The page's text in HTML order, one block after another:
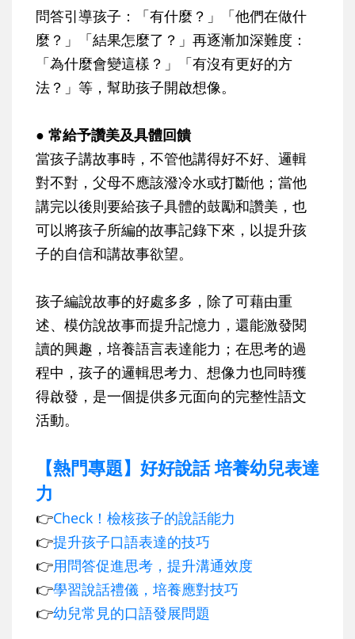
問答引導孩子：「有什麼？」「他們在做什
麼？」「結果怎麼了？」再逐漸加深難度：
「為什麼會變這樣？」「有沒有更好的方
法？」等，幫助孩子開啟想像。
● 常給予讚美及具體回饋
當孩子講故事時，不管他講得好不好、邏輯
對不對，父母不應該潑冷水或打斷他；當他
講完以後則要給孩子具體的鼓勵和讚美，也
可以將孩子所編的故事記錄下來，以提升孩
子的自信和講故事欲望。
孩子編說故事的好處多多，除了可藉由重
述、模仿說故事而提升記憶力，還能激發閱
讀的興趣，培養語言表達能力；在思考的過
程中，孩子的邏輯思考力、想像力也同時獲
得啟發，是一個提供多元面向的完整性語文
活動。
【熱門專題】好好說話 培養幼兒表達
力
👉Check！檢核孩子的說話能力
👉提升孩子口語表達的技巧
👉用問答促進思考，提升溝通效度
👉學習說話禮儀，培養應對技巧
👉幼兒常見的口語發展問題